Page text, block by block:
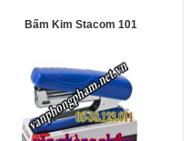
Bấm Kim Stacom 101